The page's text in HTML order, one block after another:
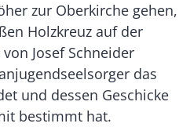
zur Oberkirche gehen,
Holzkreuz auf der
Josef Schneider
das
und dessen Geschicke
bestimmt hat.